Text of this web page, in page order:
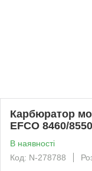
Карбюратор
EFCO 8460/
В наявності
Код: N-278788